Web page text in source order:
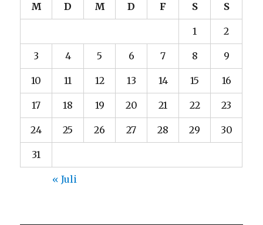
M D M D F S S
1 2
3 4 5 6 7 8 9
10 11 12 13 14 15 16
17 18 19 20 21 22 23
24 25 26 27 28 29 30
31
« Juli